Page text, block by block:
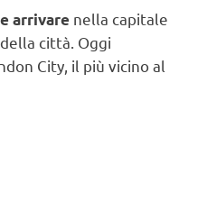
arrivare nella capitale
città. Oggi
City, il più vicino al